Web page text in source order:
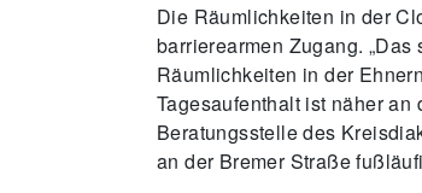
Die Räumlichkeiten in der
barrierearmen Zugang.
Räumlichkeiten in der
Tagesaufenthalt ist näher
Beratungsstelle des
an der Bremer Straße